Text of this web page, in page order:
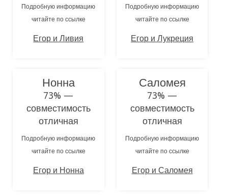
Подробную информацию
читайте по ссылке
Егор и Ливия
Подробную информацию
читайте по ссылке
Егор и Лукреция
Нонна
73% —
совместимость
отличная
Подробную информацию
читайте по ссылке
Егор и Нонна
Саломея
73% —
совместимость
отличная
Подробную информацию
читайте по ссылке
Егор и Саломея